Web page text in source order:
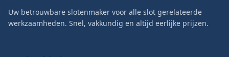
Uw betrouwbare slotenmaker voor alle slot gerelateerde
werkzaamheden. Snel, vakkundig en altijd eerlijke prijzen.